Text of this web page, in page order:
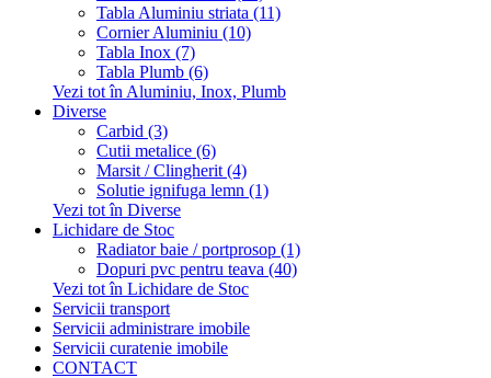
Tabla Aluminiu striata (11)
Cornier Aluminiu (10)
Tabla Inox (7)
Tabla Plumb (6)
Vezi tot în Aluminiu, Inox, Plumb
Diverse
Carbid (3)
Cutii metalice (6)
Marsit / Clingherit (4)
Solutie ignifuga lemn (1)
Vezi tot în Diverse
Lichidare de Stoc
Radiator baie / portprosop (1)
Dopuri pvc pentru teava (40)
Vezi tot în Lichidare de Stoc
Servicii transport
Servicii administrare imobile
Servicii curatenie imobile
CONTACT